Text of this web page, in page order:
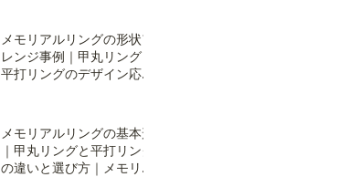
メモリアルリングの形状ア
レンジ事例｜甲丸リング・
平打リングのデザイン応用
メモリアルリングの基本形
｜甲丸リングと平打リング
の違いと選び方｜メモリア